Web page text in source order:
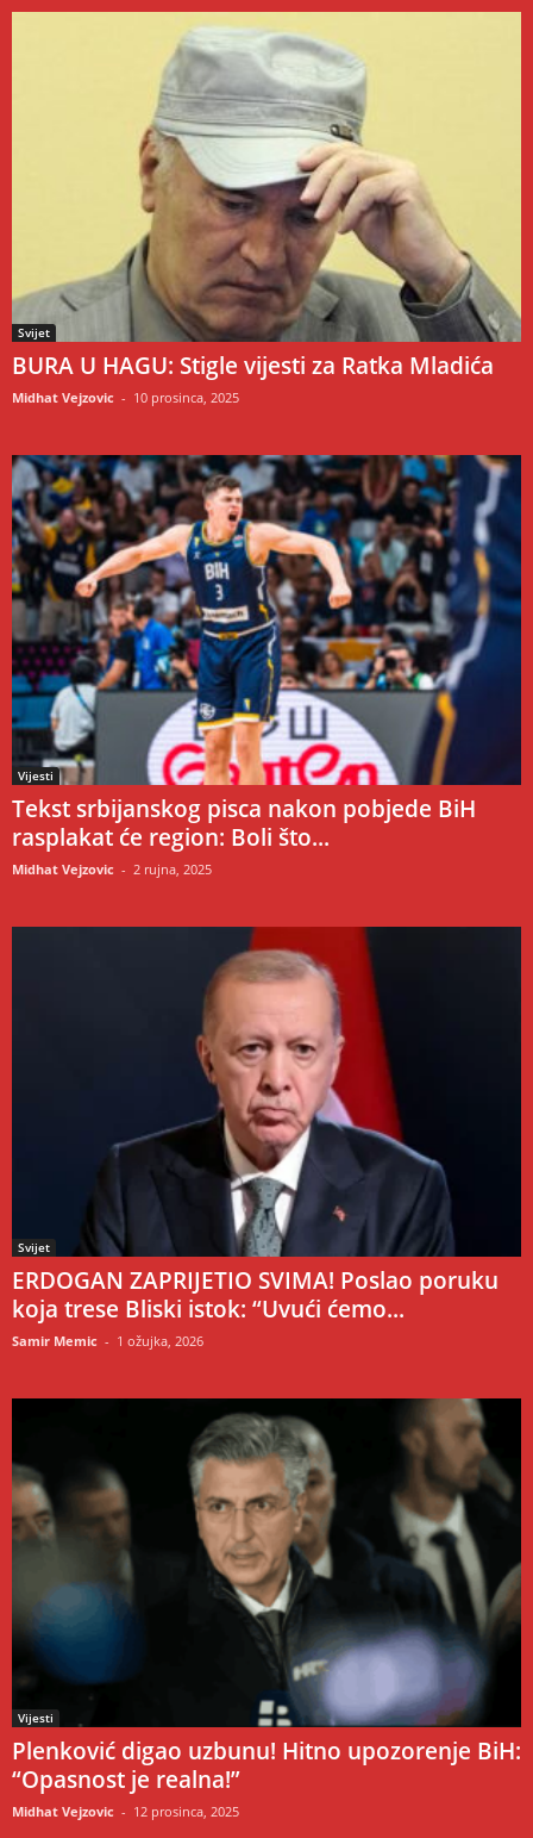
Svijet
BURA U HAGU: Stigle vijesti za Ratka Mladića
Midhat Vejzovic - 10 prosinca, 2025
Vijesti
Tekst srbijanskog pisca nakon pobjede BiH
rasplakat će region: Boli što...
Midhat Vejzovic - 2 rujna, 2025
Svijet
ERDOGAN ZAPRIJETIO SVIMA! Poslao poruku
koja trese Bliski istok: “Uvući ćemo...
Samir Memic - 1 ožujka, 2026
Vijesti
Plenković digao uzbunu! Hitno upozorenje BiH:
“Opasnost je realna!”
Midhat Vejzovic - 12 prosinca, 2025